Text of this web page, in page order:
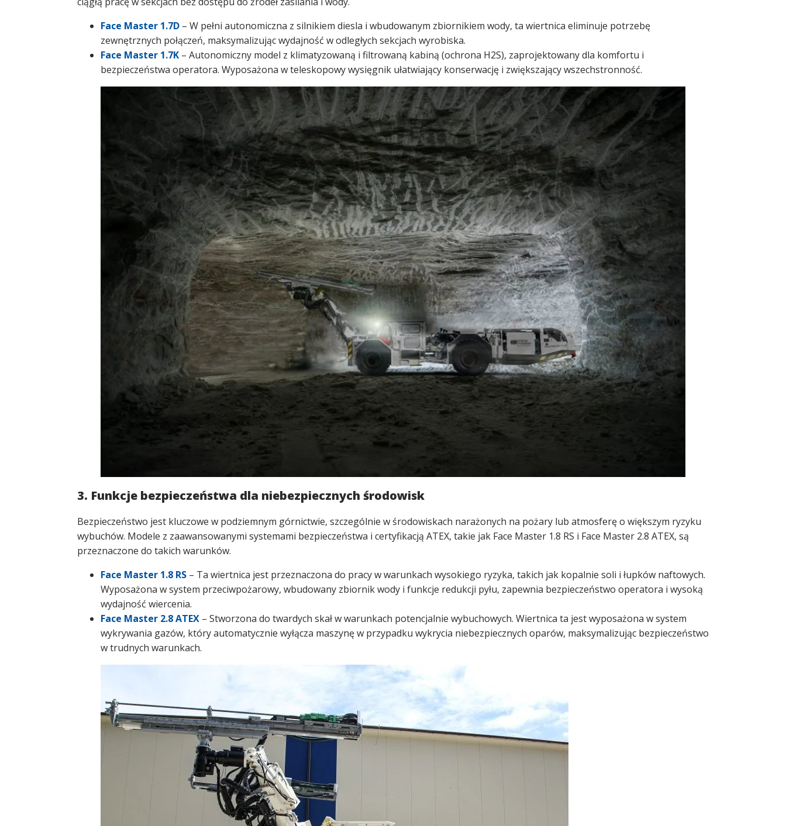
Face Master 1.7D – W pełni autonomiczna z silnikiem diesla i wbudowanym zbiornikiem wody, ta wiertnica eliminuje potrzebę
zewnętrznych połączeń, maksymalizując wydajność w odległych sekcjach wyrobiska.
Face Master 1.7K – Autonomiczny model z klimatyzowaną i filtrowaną kabiną (ochrona H2S), zaprojektowany dla komfortu i
bezpieczeństwa operatora. Wyposażona w teleskopowy wysięgnik ułatwiający konserwację i zwiększający wszechstronność.
3. Funkcje bezpieczeństwa dla niebezpiecznych środowisk
Bezpieczeństwo jest kluczowe w podziemnym górnictwie, szczególnie w środowiskach narażonych na pożary lub atmosferę o większym ryzyku
wybuchów. Modele z zaawansowanymi systemami bezpieczeństwa i certyfikacją ATEX, takie jak Face Master 1.8 RS i Face Master 2.8 ATEX, są
przeznaczone do takich warunków.
Face Master 1.8 RS – Ta wiertnica jest przeznaczona do pracy w warunkach wysokiego ryzyka, takich jak kopalnie soli i łupków naftowych.
Wyposażona w system przeciwpożarowy, wbudowany zbiornik wody i funkcje redukcji pyłu, zapewnia bezpieczeństwo operatora i wysoką
wydajność wiercenia.
Face Master 2.8 ATEX – Stworzona do twardych skał w warunkach potencjalnie wybuchowych. Wiertnica ta jest wyposażona w system
wykrywania gazów, który automatycznie wyłącza maszynę w przypadku wykrycia niebezpiecznych oparów, maksymalizując bezpieczeństwo
w trudnych warunkach.